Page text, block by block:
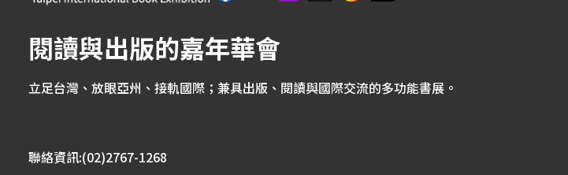
閱讀與出版的嘉年華會
立足台灣、放眼亞州、接軌國際；兼具出版、閱讀與國際交流的多功能書展。
聯絡資訊:(02)2767-1268